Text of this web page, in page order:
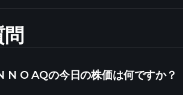
N O AQの今日の株価は何ですか？